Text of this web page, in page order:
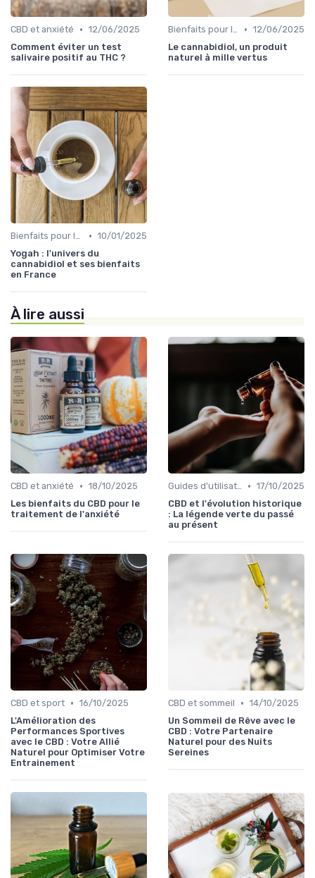
CBD et anxiété • 12/06/2025
Comment éviter un test
salivaire positif au THC ?
Bienfaits pour la santé • 12/06/2025
Le cannabidiol, un produit
naturel à mille vertus
Bienfaits pour la santé • 10/01/2025
Yogah : l'univers du
cannabidiol et ses bienfaits
en France
À lire aussi
CBD et anxiété • 18/10/2025
Les bienfaits du CBD pour le
traitement de l'anxiété
Guides d'utilisation • 17/10/2025
CBD et l'évolution historique
: La légende verte du passé
au présent
CBD et sport • 16/10/2025
L'Amélioration des
Performances Sportives
avec le CBD : Votre Allié
Naturel pour Optimiser Votre
Entrainement
CBD et sommeil • 14/10/2025
Un Sommeil de Rêve avec le
CBD : Votre Partenaire
Naturel pour des Nuits
Sereines